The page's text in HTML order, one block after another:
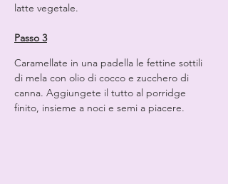
latte vegetale.
Passo 3
Caramellate in una padella le fettine sottili
di mela con olio di cocco e zucchero di
canna. Aggiungete il tutto al porridge
finito, insieme a noci e semi a piacere.